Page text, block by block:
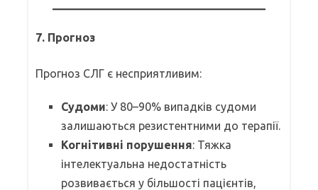
7. Прогноз
Прогноз СЛГ є несприятливим:
Судоми: У 80–90% випадків судоми
залишаються резистентними до терапії.
Когнітивні порушення: Тяжка
інтелектуальна недостатність
розвивається у більшості пацієнтів,